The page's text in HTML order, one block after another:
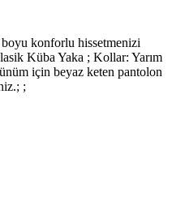
boyu konforlu hissetmenizi
Küba Yaka ; Kollar: Yarım
için beyaz keten pantolon
;